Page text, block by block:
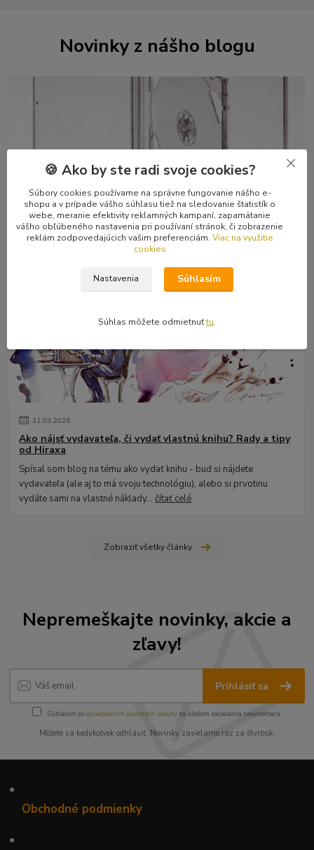
Novinky z nášho blogu
2026
Kvalitné CD a kazetové škatuľky, DVD boxy
Zberatelia sú zaťažení na kvalitné škatuľky, nik nechce mať svoju
obľúbenú muziku v doškriabanom či popraskanom obale. Chápem
čítať celé
31.03.2026
Ako nájsť vydavateľa, či vydať vlastnú knihu? Rady a tipy
od Hiraxa
Spísal som blog na tému ako vydať knihu - buď si nájdete
vydavateľa (ale aj to má svoju technológiu), alebo si prvotinu
vydáte sami na vlastné náklady...čítať celé
Zobraziť všetky články
Nepremeškajte novinky, akcie a
zľavy!
Prihlásiť sa
Súhlasím sospracovaním osobných údajov za účelom zasielania newslettera.
Môžete sa kedykoľvek odhlásiť. Novinky zasielame raz za štvrťrok.
•
Obchodné podmienky
•
🍪 Ako by ste radi svoje cookies?
Súbory cookies používame na správne fungovanie nášho e-
shopu a v prípade vášho súhlasu tiež na sledovanie štatistík o
webe, meranie efektivity reklamných kampaní, zapamätanie
vášho obľúbeného nastavenia pri používaní stránok, či zobrazenie
reklám zodpovedajúcich vašim preferenciám. Viac na využitie
cookies
Nastavenia Súhlasím
Súhlas môžete odmietnuťtu.